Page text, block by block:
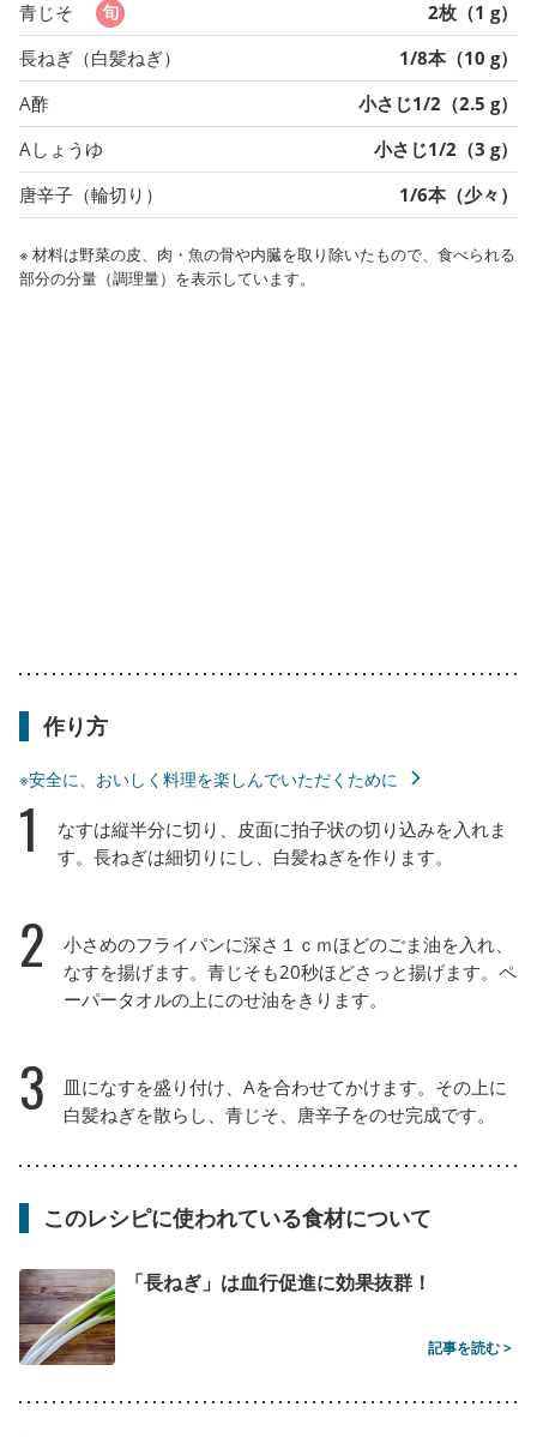
青じそ
2枚（1 g）
長ねぎ（白髪ねぎ）
1/8本（10 g）
A酢
小さじ1/2（2.5 g）
Aしょうゆ
小さじ1/2（3 g）
唐辛子（輪切り）
1/6本（少々）
※ 材料は野菜の皮、肉・魚の骨や内臓を取り除いたもので、食べられる
部分の分量（調理量）を表示しています。
作り方
※安全に、おいしく料理を楽しんでいただくために
1
なすは縦半分に切り、皮面に拍子状の切り込みを入れま
す。長ねぎは細切りにし、白髪ねぎを作ります。
2
小さめのフライパンに深さ１ｃｍほどのごま油を入れ、
なすを揚げます。青じそも20秒ほどさっと揚げます。ペ
ーパータオルの上にのせ油をきります。
3
皿になすを盛り付け、Aを合わせてかけます。その上に
白髪ねぎを散らし、青じそ、唐辛子をのせ完成です。
このレシピに使われている食材について
「長ねぎ」は血行促進に効果抜群！
記事を読む >